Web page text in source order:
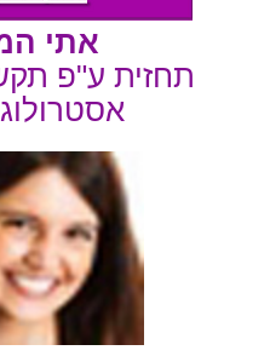
אתי
תחזית ע"פ